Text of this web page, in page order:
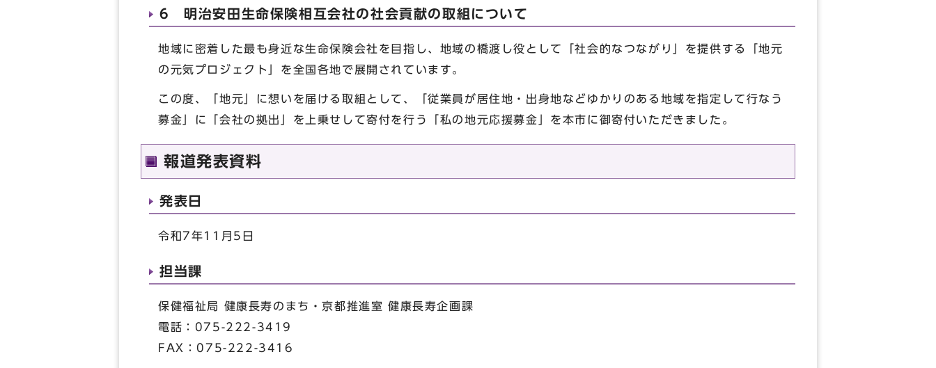
6 明治安田生命保険相互会社の社会貢献の取組について
地域に密着した最も身近な生命保険会社を目指し、地域の橋渡し役として「社会的なつながり」を提供する「地元
の元気プロジェクト」を全国各地で展開されています。
この度、「地元」に想いを届ける取組として、「従業員が居住地・出身地などゆかりのある地域を指定して行なう
募金」に「会社の拠出」を上乗せして寄付を行う「私の地元応援募金」を本市に御寄付いただきました。
報道発表資料
発表日
令和7年11月5日
担当課
保健福祉局 健康長寿のまち・京都推進室 健康長寿企画課
電話：075-222-3419
FAX：075-222-3416